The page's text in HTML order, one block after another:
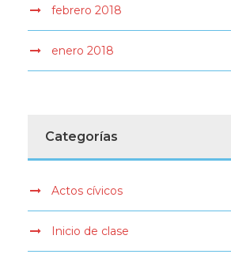
febrero 2018
enero 2018
Categorías
Actos cívicos
Inicio de clase